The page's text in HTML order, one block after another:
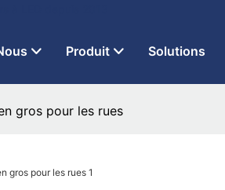
Produit Solutions
gros pour les rues